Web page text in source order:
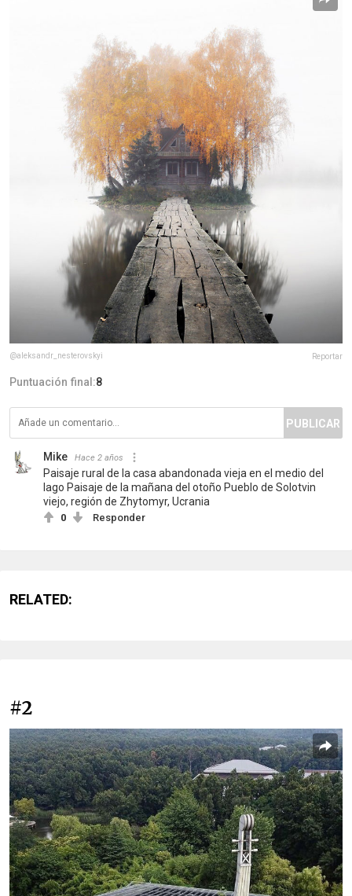
@aleksandr_nesterovskyi Reportar
Puntuación final:8
PUBLICAR
Mike Hace 2 años
Paisaje rural de la casa abandonada vieja en el medio del
lago Paisaje de la mañana del otoño Pueblo de Solotvin
viejo, región de Zhytomyr, Ucrania
0 Responder
RELATED:
#2